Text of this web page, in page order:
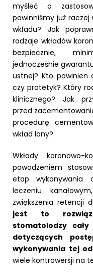
myśleć o
powinniśmy już
wkładu? Jak
rodzaje wkładów
bezpiecznie,
jednocześnie
ustnej? Kto
czy protetyk? Który
klinicznego? Jak
przed
procedurę
wkład lany?
Wkłady
powodzeniem
etap wykonywania
leczeniu
zwiększenia retencji
jest to
stomatolodzy
dotyczących
wykonywania tej
wiele kontrowersji na